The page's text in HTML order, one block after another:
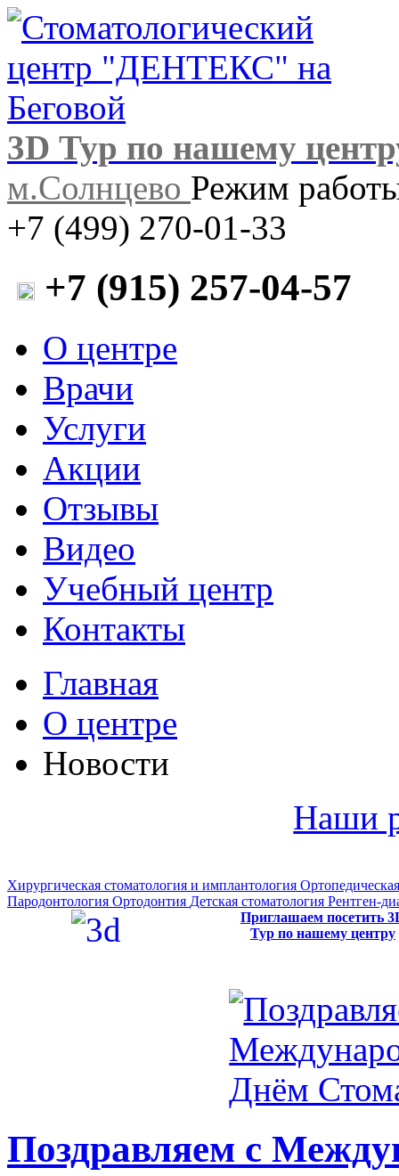
3D Тур по нашему
м.Солнцево Режим
+7 (499) 270-01-33
+7 (915) 257-04-57
О центре
Врачи
Услуги
Акции
Отзывы
Видео
Учебный центр
Контакты
Главная
О центре
Новости
Наши
Хирургическая стоматология и имплантология
Пародонтология Ортодонтия Детская стоматология Рентген-
Приглашаем посетить
Тур по нашему центру
Поздравляем с